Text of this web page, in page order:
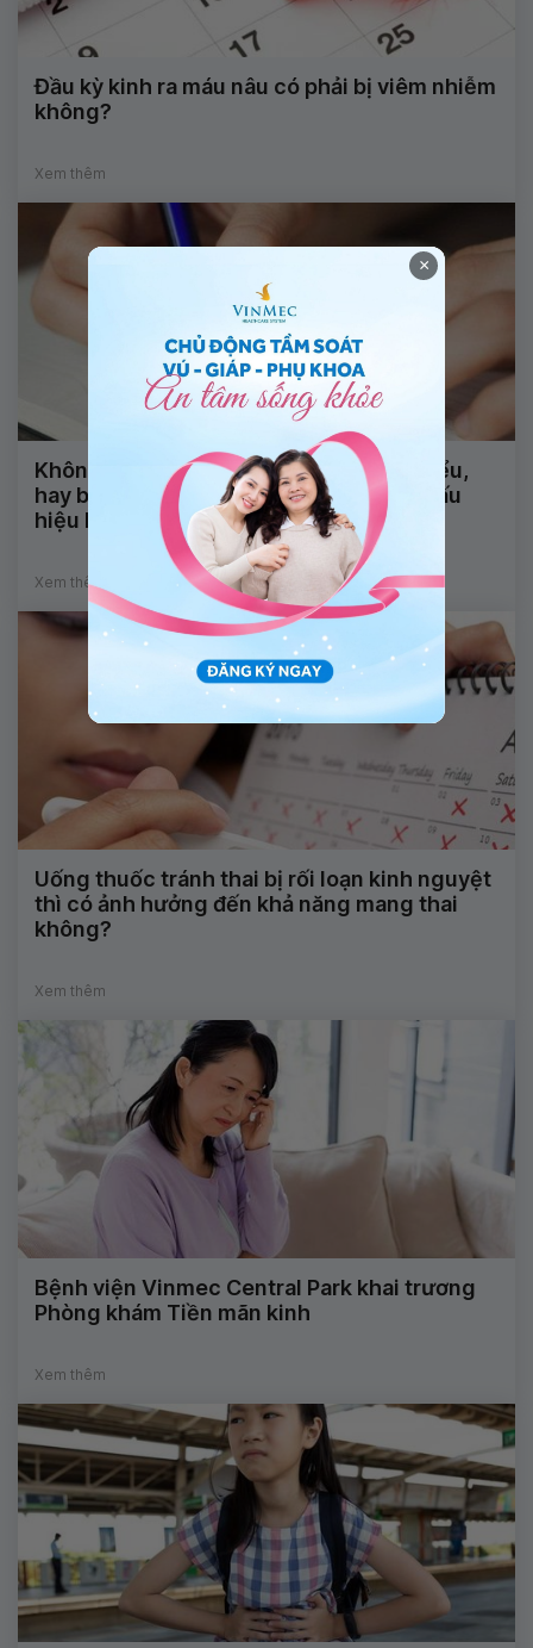
Đầu kỳ kinh ra máu nâu có phải bị viêm nhiễm
không?
Xem thêm
Không nói được, nhìn mặt chữ không hiểu,
hay bị động kinh và tê đầu ngón tay là dấu
hiệu bệnh gì?
Xem thêm
Uống thuốc tránh thai bị rối loạn kinh nguyệt
thì có ảnh hưởng đến khả năng mang thai
không?
Xem thêm
Bệnh viện Vinmec Central Park khai trương
Phòng khám Tiền mãn kinh
Xem thêm
×